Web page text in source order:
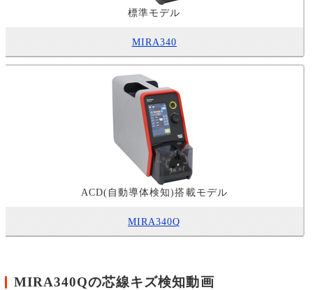
標準モデル
MIRA340
ACD(自動導体検知)搭載モデル
MIRA340Q
MIRA340Qの芯線キズ検知動画